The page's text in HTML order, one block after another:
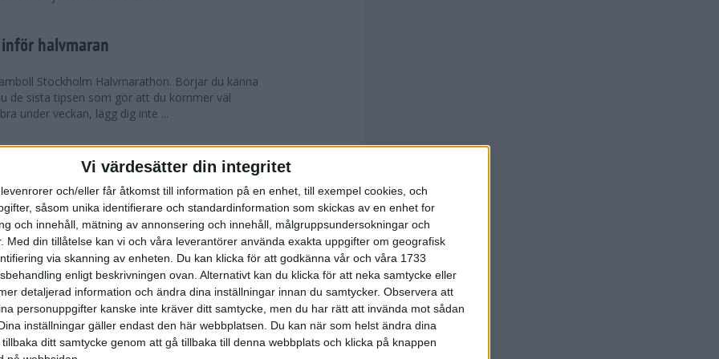
Vi värdesätter din integritet
och/eller får åtkomst till information på en enhet, till exempel cookies, och
såsom unika identifierare och standardinformation som skickas av en enhet for
och innehåll, mätning av annonsering och innehåll, målgruppsundersokningar och
Med din tillåtelse kan vi och våra leverantörer använda exakta uppgifter om geografisk
via skanning av enheten. Du kan klicka för att godkänna vår och våra 1733
enligt beskrivningen ovan. Alternativt kan du klicka för att neka samtycke eller
detaljerad information och ändra dina inställningar innan du samtycker. Observera att
personuppgifter kanske inte kräver ditt samtycke, men du har rätt att invända mot sådan
inställningar gäller endast den här webbplatsen. Du kan när som helst ändra dina
ditt samtycke genom att gå tillbaka till denna webbplats och klicka på knappen
halvmaran
Stockholm Halvmarathon. Börjar du känna
de sista tipsen som gör att du kommer väl
under veckan, lägg dig inte ...
Ramboll Stockholm Halvmarathon är
Minns du i våras hur det pratades om
Marathon. Nu har även Ramboll
sprängt sitt tidigare rekord och når snart taket...
inför Tjejmilen
två veckor kvar till Tjejmilen? Hur lägger jag upp
Här ger löpcoachen Josefine Swärm sina bästa